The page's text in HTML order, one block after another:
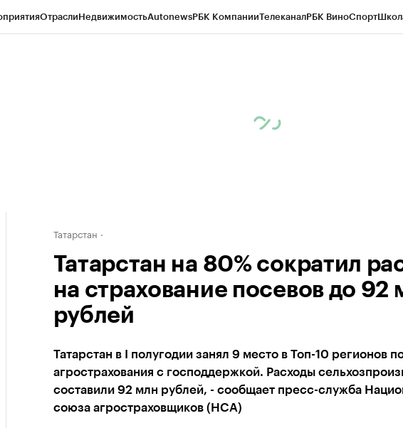
ОтраслиНедвижимостьAutonewsРБК КомпанииТелеканалРБК ВиноСпорт
Татарстан
Татарстан на 80% сократил
на страхование посевов до 92
рублей
Татарстан в I полугодии занял 9 место в Топ-10 регионов
агрострахования с господдержкой. Расходы
составили 92 млн рублей, - сообщает пресс-служба
союза агростраховщиков (НСА)